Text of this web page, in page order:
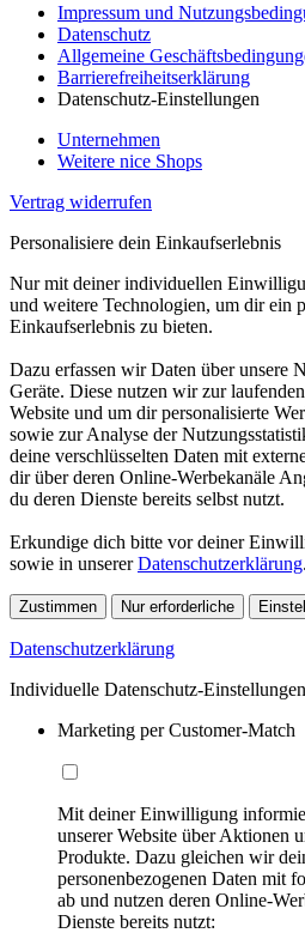
Impressum und
Datenschutz
Allgemeine
Barrierefreiheitserklärung
Datenschutz-Einstellungen
Unternehmen
Weitere nice Shops
Vertrag widerrufen
Personalisiere dein Einkaufserlebnis
Nur mit deiner individuellen
und weitere Technologien, um dir ein
Einkaufserlebnis zu bieten.
Dazu erfassen wir Daten über unsere
Geräte. Diese nutzen wir zur
Website und um dir personalisierte
sowie zur Analyse der
deine verschlüsselten Daten mit
dir über deren Online-Werbekanäle
du deren Dienste bereits selbst nutzt.
Erkundige dich bitte vor deiner
sowie in unsererDatenschutzerklärung.
Zustimmen Nur erforderliche
Datenschutzerklärung
Individuelle Datenschutz-Einstellungen
Marketing per Customer-Match
Mit deiner Einwilligung
unserer Website über Aktionen
Produkte. Dazu gleichen wir
personenbezogenen Daten mit
ab und nutzen deren Online-
Dienste bereits nutzt: